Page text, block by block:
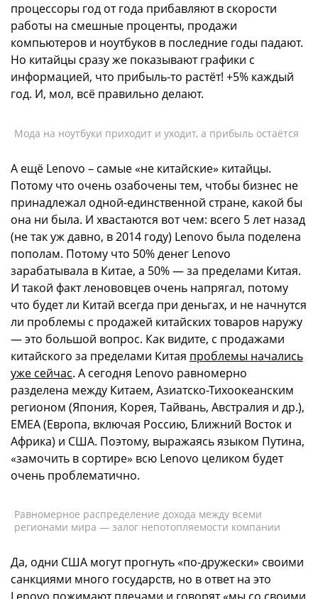
процессоры год от года прибавляют в скорости
работы на смешные проценты, продажи
компьютеров и ноутбуков в последние годы падают.
Но китайцы сразу же показывают графики с
информацией, что прибыль-то растёт! +5% каждый
год. И, мол, всё правильно делают.
Мода на ноутбуки приходит и уходит, а прибыль остаётся
А ещё Lenovo – самые «не китайские» китайцы.
Потому что очень озабочены тем, чтобы бизнес не
принадлежал одной-единственной стране, какой бы
она ни была. И хвастаются вот чем: всего 5 лет назад
(не так уж давно, в 2014 году) Lenovo была поделена
пополам. Потому что 50% денег Lenovo
зарабатывала в Китае, а 50% — за пределами Китая.
И такой факт ленововцев очень напрягал, потому
что будет ли Китай всегда при деньгах, и не начнутся
ли проблемы с продажей китайских товаров наружу
— это большой вопрос. Как видите, с продажами
китайского за пределами Китая проблемы начались
уже сейчас. А сегодня Lenovo равномерно
разделена между Китаем, Азиатско-Тихоокеанским
регионом (Япония, Корея, Тайвань, Австралия и др.),
EMEA (Европа, включая Россию, Ближний Восток и
Африка) и США. Поэтому, выражаясь языком Путина,
«замочить в сортире» всю Lenovo целиком будет
очень проблематично.
Равномерное распределение дохода между всеми
регионами мира — залог непотопляемости компании
Да, одни США могут прогнуть «по-дружески» своими
санкциями много государств, но в ответ на это